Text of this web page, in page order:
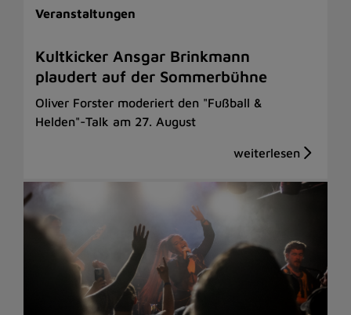
Veranstaltungen
Kultkicker Ansgar Brinkmann
plaudert auf der Sommerbühne
Oliver Forster moderiert den "Fußball &
Helden"-Talk am 27. August